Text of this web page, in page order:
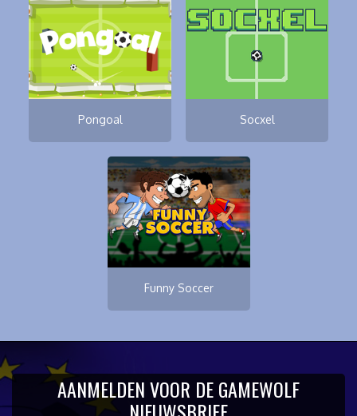
Pongoal Socxel
Funny Soccer
AANMELDEN VOOR DE GAMEWOLF